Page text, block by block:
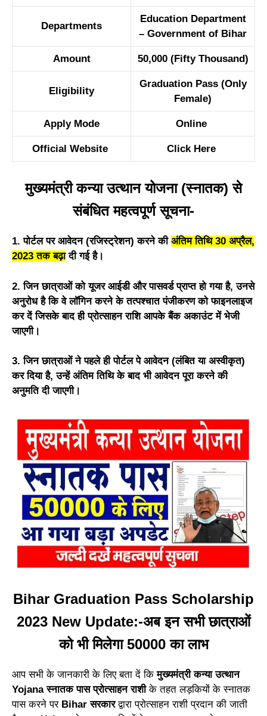
Departments
Education Department
– Government of Bihar
Amount 50,000 (Fifty Thousand)
Eligibility
Graduation Pass (Only
Female)
Apply Mode Online
Official Website Click Here
मुख्यमंत्री कन्या उत्थान योजना (स्नातक) से
संबंधित महत्वपूर्ण सूचना-
1. पोर्टल पर आवेदन (रजिस्ट्रेशन) करने की अंतिम तिथि 30 अप्रैल,
2023 तक बढ़ादी गई है।
2. जिन छात्राओं को यूजर आईडी और पासवर्ड प्राप्त हो गया है, उनसे
अनुरोध है कि वे लॉगिन करने के तत्पश्चात पंजीकरण को फाइनलाइज
कर दें जिसके बाद ही प्रोत्साहन राशि आपके बैंक अकाउंट में भेजी
जाएगी।
3. जिन छात्राओं ने पहले ही पोर्टल पे आवेदन (लंबित या अस्वीकृत)
कर दिया है, उन्हें अंतिम तिथि के बाद भी आवेदन पूरा करने की
अनुमति दी जाएगी।
Bihar Graduation Pass Scholarship
2023 New Update:-अब इन सभी छात्राओं
को भी मिलेगा 50000 का लाभ
आप सभी के जानकारी के लिए बता दें किमुख्यमंत्री कन्या उत्थान
Yojana स्नातक पास प्रोत्साहन राशीके तहत लड़कियों के स्नातक
पास करने पर Bihar सरकारद्वारा प्रोत्साहन राशी प्रदान की जाती